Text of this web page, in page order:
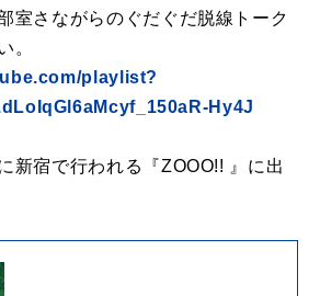
室さながらのぐだぐだ脱線トーク
。
playlist?
Hy4J
新宿で行われる『ZOOO!! 』に出